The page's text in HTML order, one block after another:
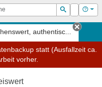
Suchen
Login Hilfe
authentisc...
Tab
statt (Ausfallzeit ca.
vorher.